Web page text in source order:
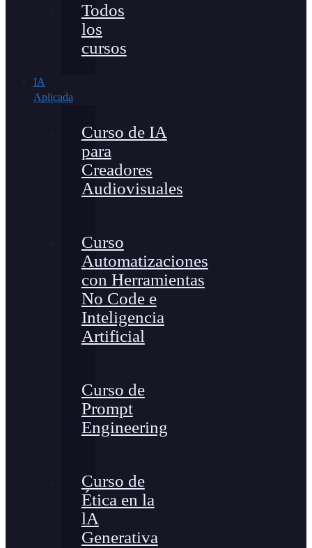
Todos
los
cursos
IA
Aplicada
Curso de IA
para
Creadores
Audiovisuales
Curso
Automatizaciones
con Herramientas
No Code e
Inteligencia
Artificial
Curso de
Prompt
Engineering
Curso de
Ética en la
lA
Generativa